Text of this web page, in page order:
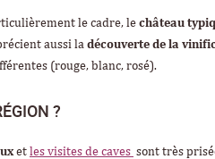
le cadre, le château
aussi la découverte de la
(rouge, blanc, rosé).
?
et les visites de caves sont très